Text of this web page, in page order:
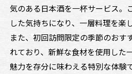
気のある日本酒を一杯サービス。
した気持ちになり、一層料理を楽
また、初回訪問限定の季節のおす
れており、新鮮な食材を使用した
魅力を存分に味わえる特別な体験